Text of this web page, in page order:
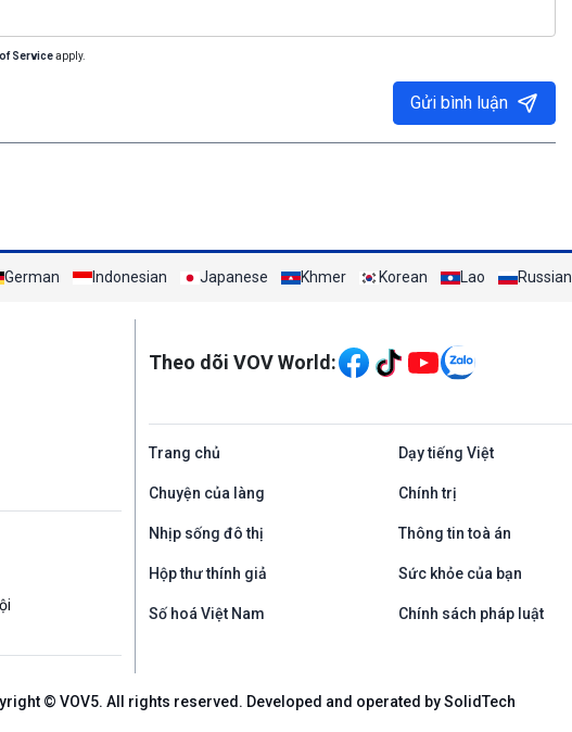
Serviceapply.
Gửi bình luận
German Indonesian Japanese Khmer Korean Lao Russian
Theo dõi VOV World:
Trang chủ Dạy tiếng Việt
Chuyện của làng Chính trị
Nhịp sống đô thị Thông tin toà án
Hộp thư thính giả Sức khỏe của bạn
Số hoá Việt Nam Chính sách pháp luật
© VOV5. All rights reserved. Developed and operated by SolidTech